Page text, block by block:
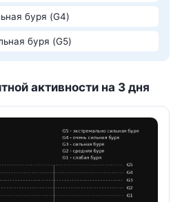
буря (G4)
буря (G5)
активности на 3 дня